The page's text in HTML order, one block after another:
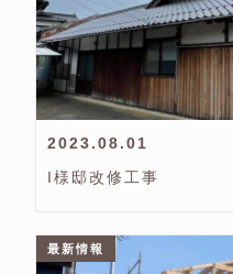
2023.08.01
I様邸改修工事
最新情報